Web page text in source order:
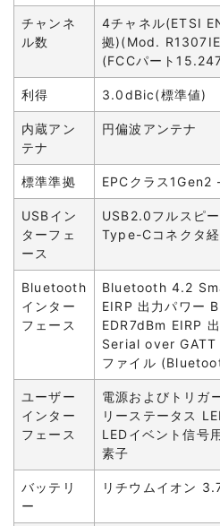
チャンネ
ル数
4チャネル(ETSI
拠)(Mod.
(FCCパート
利得 3.0dBic(標準値)
内蔵アン
テナ
円偏波アンテナ
標準準拠 EPCクラス
USBイン
ターフェ
ース
USB2.0フルスピ
Type-Cコネクタ
Bluetooth
インター
フェース
Bluetooth 4.2
EIRP 出力パワー
EDR7dBm EIRP
Serial over GATT
ファイル
ユーザー
インター
フェース
電源およびトリガ
リーステータス
LEDイベント信号
素子
バッテリ
ー
リチウムイオン